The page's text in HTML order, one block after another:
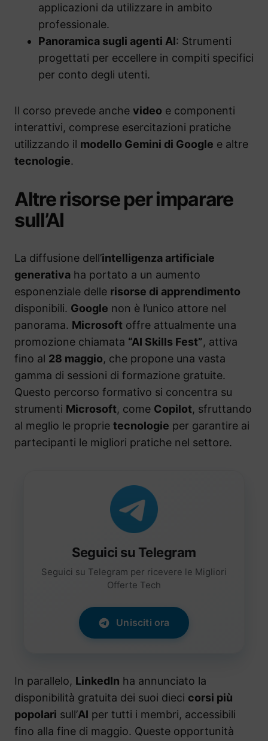
applicazioni da utilizzare in ambito
professionale.
Panoramica sugli agenti AI: Strumenti
progettati per eccellere in compiti specifici
per conto degli utenti.
Il corso prevede anche video e componenti
interattivi, comprese esercitazioni pratiche
utilizzando il modello Gemini di Google e altre
tecnologie.
Altre risorse per imparare
sull’AI
La diffusione dell’intelligenza artificiale
generativa ha portato a un aumento
esponenziale delle risorse di apprendimento
disponibili. Google non è l’unico attore nel
panorama. Microsoft offre attualmente una
promozione chiamata “AI Skills Fest”, attiva
fino al 28 maggio, che propone una vasta
gamma di sessioni di formazione gratuite.
Questo percorso formativo si concentra su
strumenti Microsoft, come Copilot, sfruttando
al meglio le proprie tecnologie per garantire ai
partecipanti le migliori pratiche nel settore.
Seguici su Telegram
Seguici su Telegram per ricevere le Migliori
Offerte Tech
Unisciti ora
In parallelo, LinkedIn ha annunciato la
disponibilità gratuita dei suoi dieci corsi più
popolari sull’AI per tutti i membri, accessibili
fino alla fine di maggio. Queste opportunità